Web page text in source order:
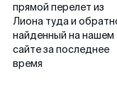
прямой перелет из
Лиона туда и
найденный на нашем
сайте за последнее
время